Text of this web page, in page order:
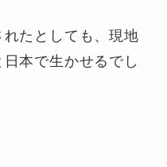
たとしても、現地
本で生かせるでし